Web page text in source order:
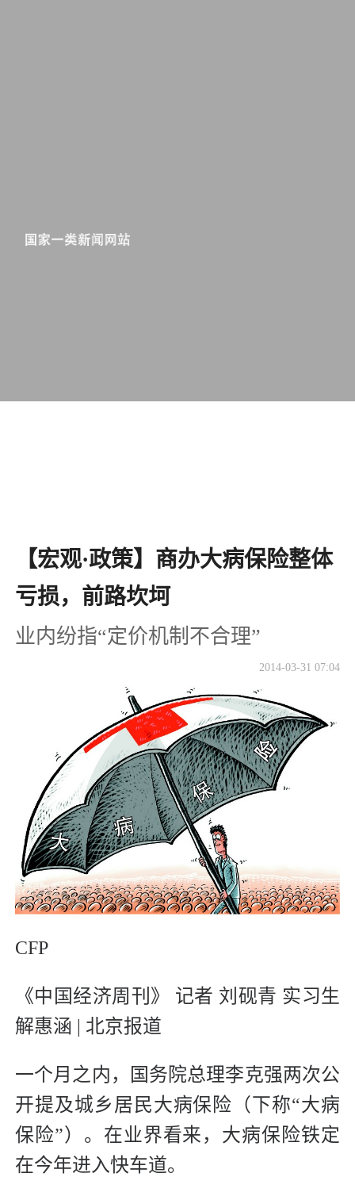
【宏观·政策】商办大病保险整体
亏损，前路坎坷
业内纷指“定价机制不合理”
2014-03-31 07:04
CFP
《中国经济周刊》 记者 刘砚青 实习生
解惠涵 | 北京报道
一个月之内，国务院总理李克强两次公
开提及城乡居民大病保险（下称“大病
保险”）。在业界看来，大病保险铁定
在今年进入快车道。